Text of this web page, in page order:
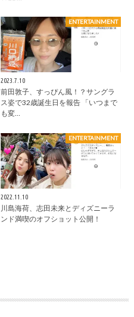
ENTERTAINMENT
2023.7.10
前田敦子、すっぴん風！？サングラ
ス姿で32歳誕生日を報告 「いつまで
も変…
ENTERTAINMENT
2022.11.10
川島海荷、志田未来とディズニーラ
ンド満喫のオフショット公開！